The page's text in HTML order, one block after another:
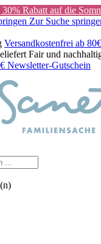
Rabatt auf die
Zur Suche
Versandkostenfrei ab
Fair und
Newsletter-Gutschein